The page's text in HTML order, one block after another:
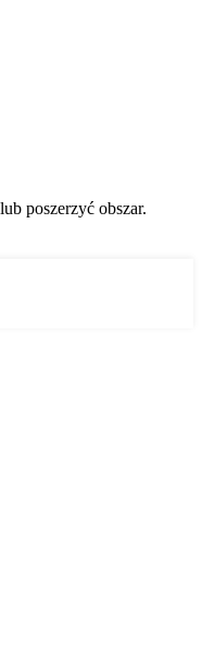
poszerzyć obszar.